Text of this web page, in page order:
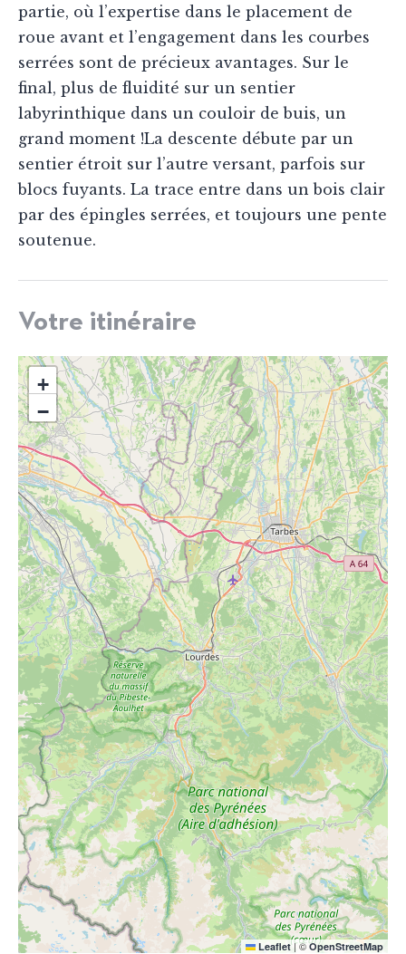
partie, où l’expertise dans le placement de
roue avant et l’engagement dans les courbes
serrées sont de précieux avantages. Sur le
final, plus de fluidité sur un sentier
labyrinthique dans un couloir de buis, un
grand moment !La descente débute par un
sentier étroit sur l’autre versant, parfois sur
blocs fuyants. La trace entre dans un bois clair
par des épingles serrées, et toujours une pente
soutenue.
Votre itinéraire
+
−
Leaflet |©OpenStreetMap